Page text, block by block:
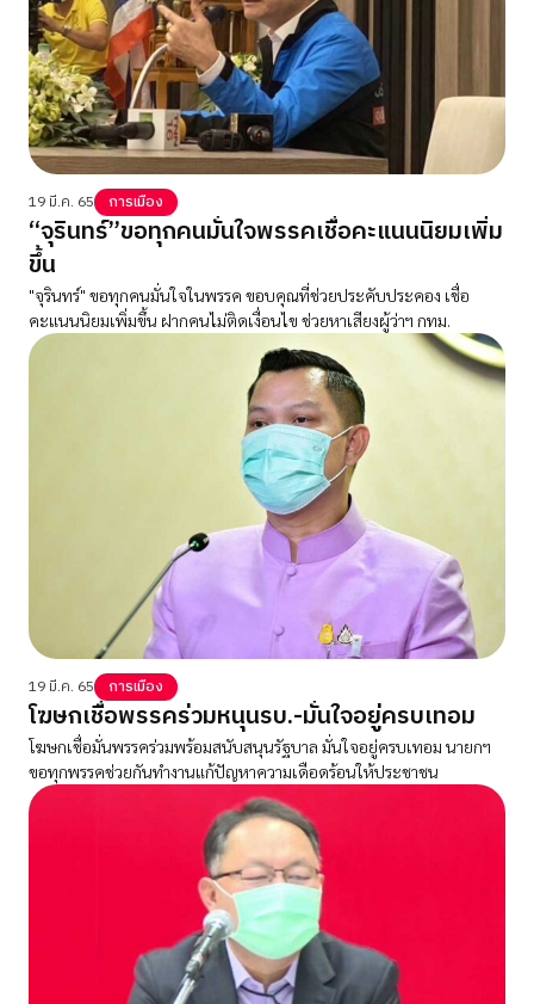
19 มี.ค. 65 การเมือง
“จุรินทร์”ขอทุกคนมั่นใจพรรคเชื่อคะแนนนิยมเพิ่ม
ขึ้น
"จุรินทร์" ขอทุกคนมั่นใจในพรรค ขอบคุณที่ช่วยประคับประคอง เชื่อ
คะแนนนิยมเพิ่มขึ้น ฝากคนไม่ติดเงื่อนไข ช่วยหาเสียงผู้ว่าฯ กทม.
19 มี.ค. 65 การเมือง
โฆษกเชื่อพรรคร่วมหนุนรบ.-มั่นใจอยู่ครบเทอม
โฆษกเชื่อมั่นพรรคร่วมพร้อมสนับสนุนรัฐบาล มั่นใจอยู่ครบเทอม นายกฯ
ขอทุกพรรคช่วยกันทำงานแก้ปัญหาความเดือดร้อนให้ประชาชน